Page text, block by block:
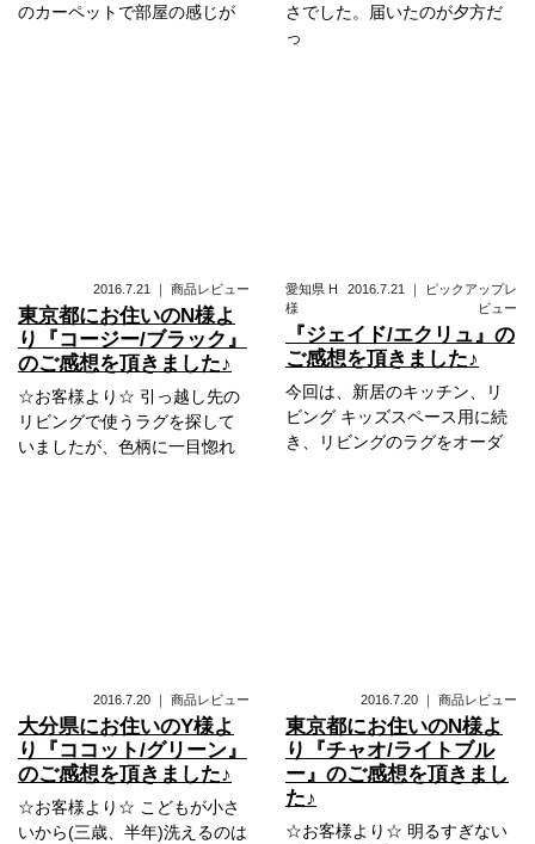
のカーペットで部屋の感じが
さでした。届いたのが夕方だ
っ
2016.7.21 ｜ 商品レビュー
東京都にお住いのN様よ
り『コージー/ブラック』
のご感想を頂きました♪
☆お客様より☆ 引っ越し先の
リビングで使うラグを探して
いましたが、色柄に一目惚れ
愛知県 H
様
2016.7.21 ｜
ピックアップレ
ビュー
『ジェイド/エクリュ』の
ご感想を頂きました♪
今回は、新居のキッチン、リ
ビング キッズスペース用に続
き、リビングのラグをオーダ
2016.7.20 ｜ 商品レビュー
大分県にお住いのY様よ
り『ココット/グリーン』
のご感想を頂きました♪
☆お客様より☆ こどもが小さ
いから(三歳、半年)洗えるのは
2016.7.20 ｜ 商品レビュー
東京都にお住いのN様よ
り『チャオ/ライトブル
ー』のご感想を頂きまし
た♪
☆お客様より☆ 明るすぎない